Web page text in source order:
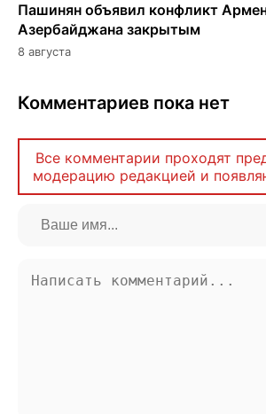
Пашинян объявил конфликт
Азербайджана закрытым
8 августа
Комментариев пока нет
Все комментарии проходят
модерацию редакцией и